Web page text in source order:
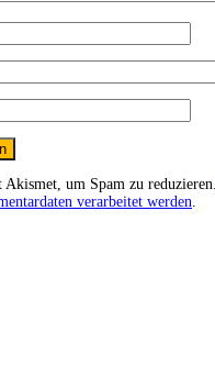
Akismet, um Spam zu reduzieren.
verarbeitet werden